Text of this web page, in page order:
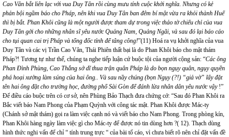
Cao Vân bắt liên lạc với vua Duy Tân rồi cùng mưu tính cuộc khởi nghĩa. Nhưng có kẻ
phản bội ngầm báo cho Pháp, nên khi vua Duy Tân ban đêm bí mật vừa ra khỏi thành Huế
thì bị bắt. Phan Khôi cũng là một người được tham dự trong việc thảo tờ chiếu chỉ của vua
Duy Tân gởi cho những nhân sĩ yêu nước Quảng Nam, Quảng Ngãi, và sau đó lại báo cáo
cho tụi quan cai trị Pháp và tổng đốc tỉnh để tâng công!”(11) Hoá ra vụ khởi nghĩa của vua
Duy Tân và các vị Trần Cao Vân, Thái Phiên thất bại là do Phan Khôi báo cho mật thám
Pháp?! Tương tự như thế, chúng ta nghe tiếp luận cứ buộc tội của người cộng sản: “Các ông
Phan Đình Phùng, Cao Thắng sở dĩ thua trận quân Pháp là do bọn ngụy quân, ngụy quyền
phá hoại xưởng làm súng của hai ông.. Và sau nầy chúng (bọn Ngụy (?!) “giả vờ” lấy đặt
tên hai ông đặt cho trường học, đường phố Sài Gòn để đánh lừa nhân dân yêu nước vậy !”
Để điều cáo buộc trên có cơ sở, nên Phùng Bảo Thạch đưa chứng cớ: “Sau đó Phan Khôi ra
Bắc viết báo Nam Phong của Phạm Quỳnh với công tác mật. Phan Khôi được Mác-ty
(Chánh sở mật thám) gọi ra làm việc cạnh nó và viết báo cho Nam Phong. Trong phòng kín,
Phan Khôi hàng ngày làm việc gì cho Mác-ty để được nó tin dùng hơn ?( 12). Thạch dùng
hình thức nghi vấn để chỉ “ tính trung trực “ của bài tố cáo, vì chưa biết rõ nên chỉ đặt vấn đề